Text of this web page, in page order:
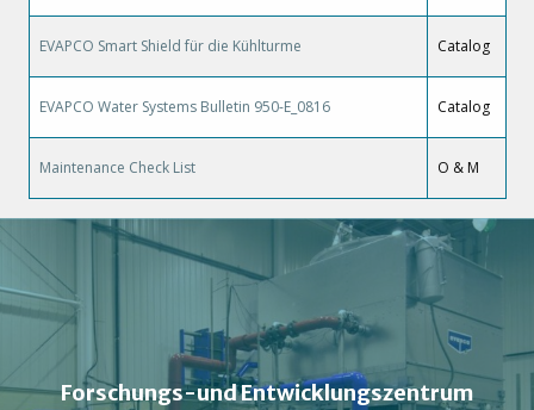
EVAPCO Smart Shield für die Kühlturme Catalog
EVAPCO Water Systems Bulletin 950-E_0816 Catalog
Maintenance Check List O & M
Forschungs-und Entwicklungszentrum